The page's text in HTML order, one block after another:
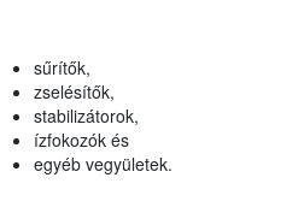
sűrítők,
zselésítők,
stabilizátorok,
ízfokozók és
egyéb vegyületek.